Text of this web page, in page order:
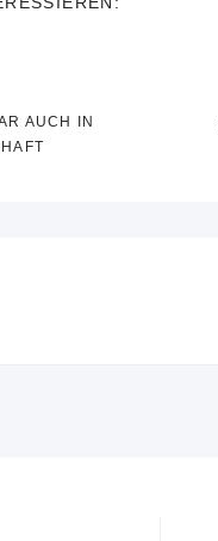
AUCH IN